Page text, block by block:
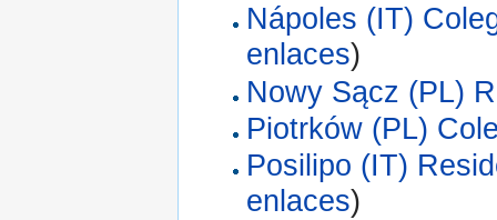
Nápoles (IT)
enlaces)
Nowy Sącz (PL)
Piotrków (PL)
Posilipo (IT)
enlaces)